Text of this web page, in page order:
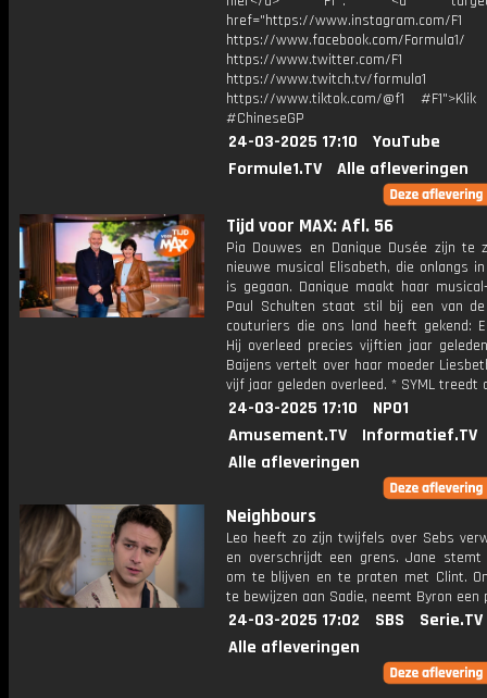
href="https://www.instagram.com/F1
https://www.facebook.com/Formula1/
https://www.twitter.com/F1
https://www.twitch.tv/formula1
https://www.tiktok.com/@f1
#ChineseGP
24-03-2025 17:10
YouTube
Formule1.TV
Alle afleveringen
Tijd voor MAX: Afl. 56
Pia Douwes en Danique Dusée zijn te
nieuwe musical Elisabeth, die onlangs
is gegaan. Danique maakt haar
Paul Schulten staat stil bij een van
couturiers die ons land heeft gekend:
Hij overleed precies vijftien jaar
Baijens vertelt over haar moeder
vijf jaar geleden overleed. * SYML treedt
24-03-2025 17:10
NPO1
Amusement.TV
Informatief.TV
Alle afleveringen
Neighbours
Leo heeft zo zijn twijfels over Sebs
en overschrijdt een grens. Jane
om te blijven en te praten met Clint.
te bewijzen aan Sadie, neemt Byron een
24-03-2025 17:02 SBS
Serie.TV
Alle afleveringen